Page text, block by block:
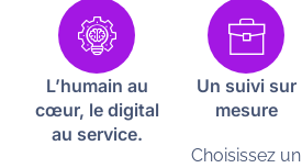
L’humain au
cœur, le digital
au service.
Un suivi sur
mesure
Choisissez un